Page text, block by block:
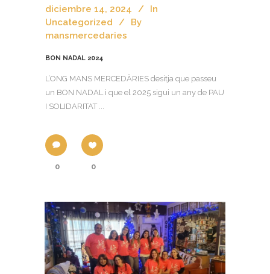
diciembre 14, 2024
In
Uncategorized
By
mansmercedaries
BON NADAL 2024
L’ONG MANS MERCEDÀRIES desitja que passeu
un BON NADAL i que el 2025 sigui un any de PAU
I SOLIDARITAT ...
0 0